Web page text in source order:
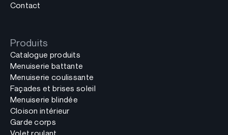
Contact
Produits
Catalogue produits
Menuiserie battante
Menuiserie coulissante
Façades et brises soleil
Menuiserie blindée
Cloison intérieur
Garde corps
Volet roulant